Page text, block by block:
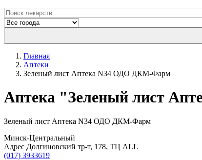
Главная
Аптеки
Зеленый лист Аптека N34 ОДО ДКМ-Фарм
Aптека "Зеленый лист
Зеленый лист Аптека N34 ОДО ДКМ-Фарм
Минск-Центральный
Адрес Долгиновский тр-т, 178, ТЦ ALL
(017) 3933619